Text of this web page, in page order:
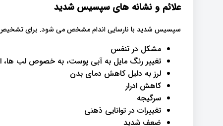
علائم و نشانه های سپسیس شدید
سپسیس شدید با نارسایی اندام مشخص می شود. برای تشخیص
مشکل در تنفس
تغییر رنگ مایل به آبی پوست، به خصوص لب ها،
لرز به دلیل کاهش دمای بدن
کاهش ادرار
سرگیجه
تغییرات در توانایی ذهنی
ضعف شدید